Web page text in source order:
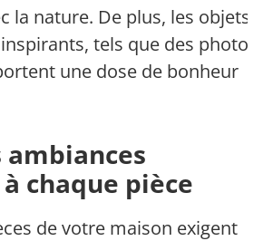
la nature. De plus, les objets
tels que des photos
une dose de bonheur
ambiances
chaque pièce
de votre maison exigent